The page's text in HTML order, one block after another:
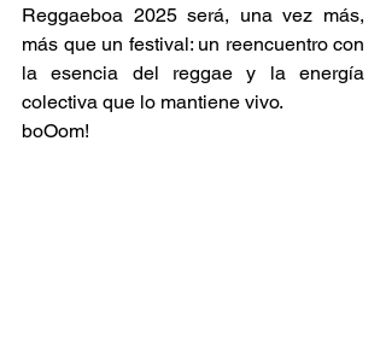
Reggaeboa 2025 será, una vez más,
más que un festival: un reencuentro con
la esencia del reggae y la energía
colectiva que lo mantiene vivo.
boOom!